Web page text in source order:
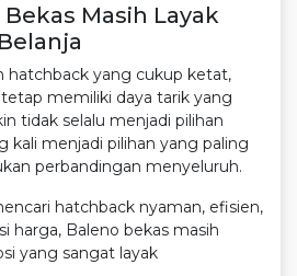
Masih Layak
hatchback yang cukup ketat,
memiliki daya tarik yang
tidak selalu menjadi pilihan
kali menjadi pilihan yang paling
perbandingan menyeluruh.
hatchback nyaman, efisien,
harga, Baleno bekas masih
yang sangat layak